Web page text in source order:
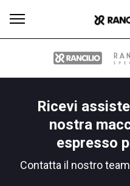
Ricevi
nostra
espresso
Contatta il nostro